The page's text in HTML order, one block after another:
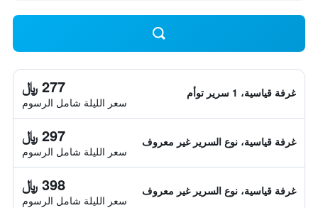
غرفة قياسية، 1 سرير توأم 277 ﷼
سعر الليلة شامل الرسوم
غرفة قياسية، نوع السرير غير معروف 297 ﷼
سعر الليلة شامل الرسوم
غرفة قياسية، نوع السرير غير معروف 398 ﷼
سعر الليلة شامل الرسوم